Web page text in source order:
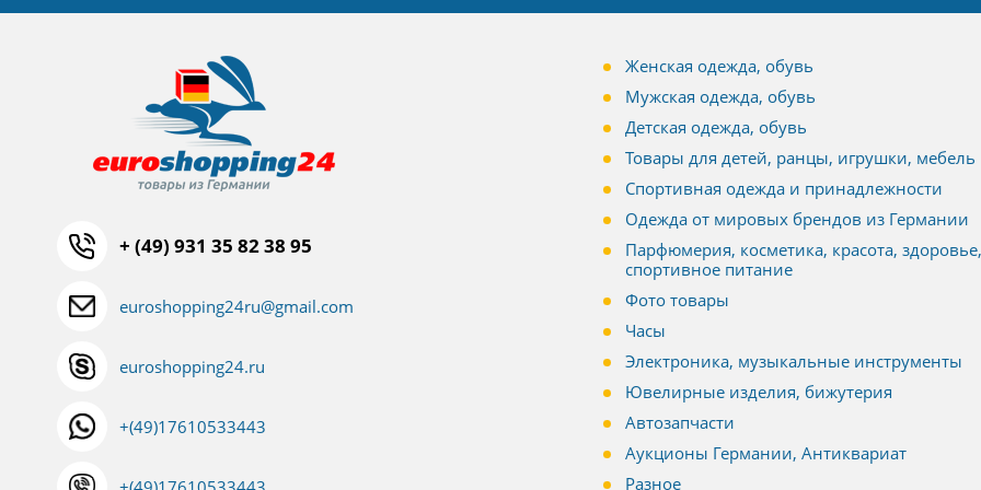
+ (49) 931 35 82 38 95
euroshopping24ru@gmail.com
euroshopping24.ru
+(49)17610533443
Женская одежда, обувь
Мужская одежда, обувь
Детская одежда, обувь
Товары для детей, ранцы, игрушки, мебель
Спортивная одежда и принадлежности
Одежда от мировых брендов из Германии
Парфюмерия, косметика, красота, здоровье,
спортивное питание
Фото товары
Часы
Электроника, музыкальные инструменты
Ювелирные изделия, бижутерия
Автозапчасти
Аукционы Германии, Антиквариат
Разное